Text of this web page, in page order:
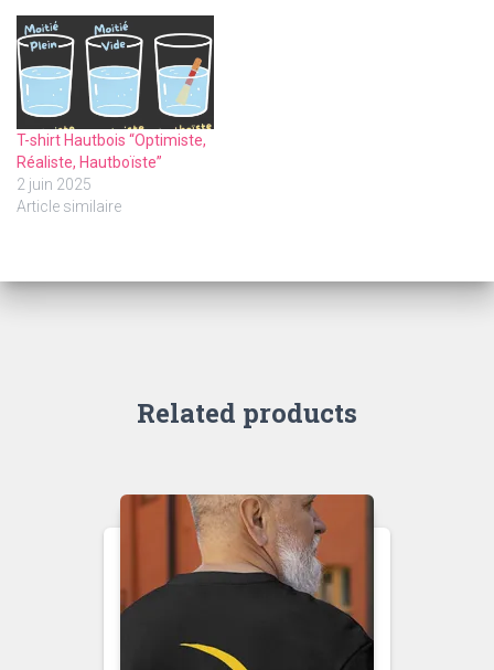
T-shirt Hautbois “Optimiste,
Réaliste, Hautboïste”
2 juin 2025
Article similaire
Related products